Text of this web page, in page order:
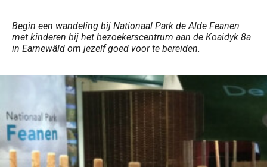
Begin een wandeling bij Nationaal Park de Alde Feanen
met kinderen bij het bezoekerscentrum aan de Koaidyk 8a
in Earnewâld om jezelf goed voor te bereiden.